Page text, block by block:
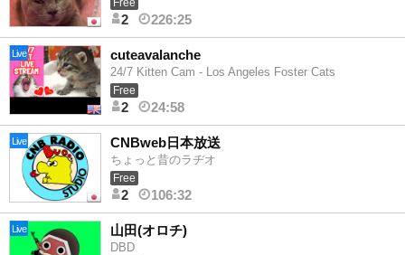
Free
2 226:25
Live cuteavalanche
24/7 Kitten Cam - Los Angeles Foster Cats
Free
2 24:58
Live CNBweb日本放送
ちょっと昔のラヂオ
Free
2 106:32
Live 山田(オロチ)
DBD